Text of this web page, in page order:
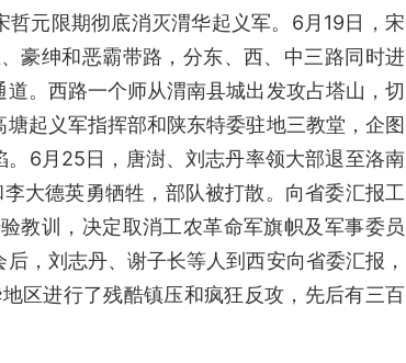
元限期彻底消灭渭华起义军。6月19日，宋
豪绅和恶霸带路，分东、西、中三路同时进
。西路一个师从渭南县城出发攻占塔山，切
起义军指挥部和陕东特委驻地三教堂，企图
6月25日，唐澍、刘志丹率领大部退至洛南
大德英勇牺牲，部队被打散。向省委汇报工
教训，决定取消工农革命军旗帜及军事委员
，刘志丹、谢子长等人到西安向省委汇报，
区进行了残酷镇压和疯狂反攻，先后有三百